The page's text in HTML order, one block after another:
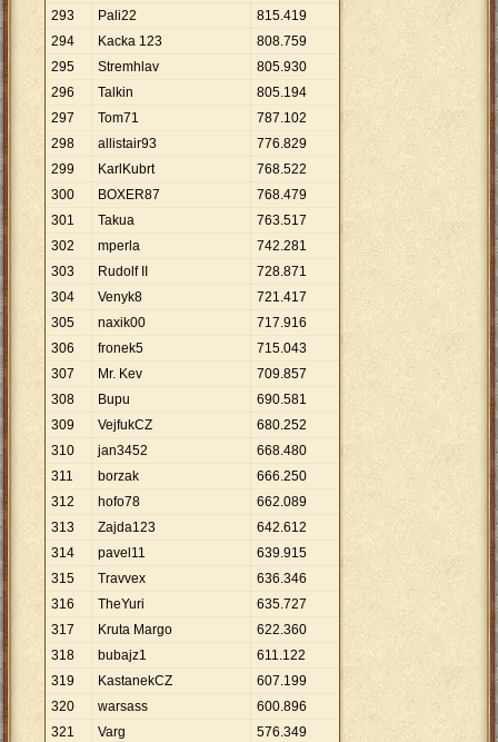
293 Pali22 815.419
294
Kacka 123 808.759
295
Stremhlav 805.930
296
Talkin 805.194
297
Tom71 787.102
298
allistair93 776.829
299
KarlKubrt 768.522
300
BOXER87 768.479
301
Takua 763.517
302
mperla 742.281
303
Rudolf II 728.871
304
Venyk8 721.417
305
naxik00 717.916
306
fronek5 715.043
307
Mr. Kev 709.857
308
Bupu 690.581
309
VejfukCZ 680.252
310
jan3452 668.480
311
borzak 666.250
312
hofo78 662.089
313
Zajda123 642.612
314
pavel11 639.915
315
Travvex 636.346
316
TheYuri 635.727
317
Kruta Margo 622.360
318
bubajz1 611.122
319
KastanekCZ 607.199
320
warsass 600.896
321
Varg 576.349